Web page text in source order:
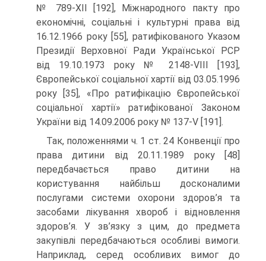
№ 789-XII [192], Міжнародного пакту про
економічні, соціальні і культурні права від
16.12.1966 року [55], ратифікованого Указом
Президії Верховної Ради Української РСР
від 19.10.1973 року № 2148-VIII [193],
Європейської соціальної хартії від 03.05.1996
року [35], «Про ратифікацію Європейської
соціальної хартії» ратифікованої Законом
України від 14.09.2006 року № 137-V [191].
Так, положеннями ч. 1 ст. 24 Конвенції про
права дитини від 20.11.1989 року [48]
передбачається право дитини на
користування найбільш досконалими
послугами системи охорони здоров’я та
засобами лікування хвороб і відновлення
здоров’я. У зв’язку з цим, до предмета
закупівлі передбачаються особливі вимоги.
Наприклад, серед особливих вимог до